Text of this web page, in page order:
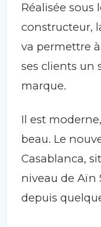
Réalisée sous
constructeur,
va permettre
ses clients un
marque.
Il est
beau. Le
Casablanca,
niveau de Aïn
depuis